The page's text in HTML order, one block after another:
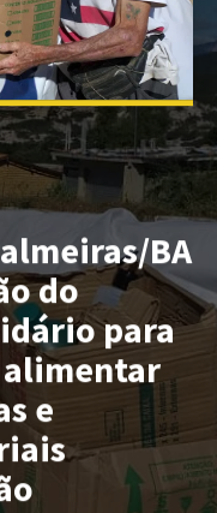
BA
do
para
alimentar
e